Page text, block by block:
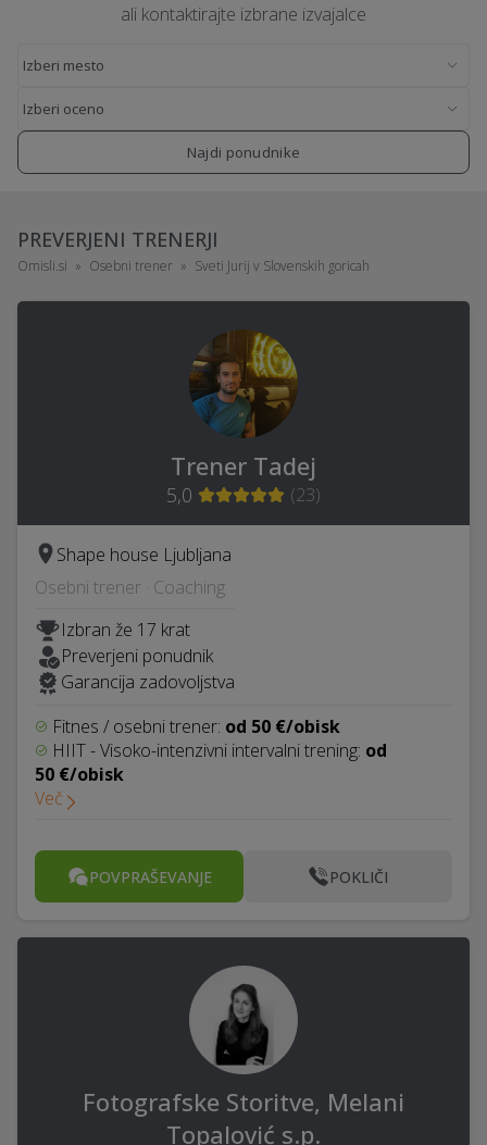
ali kontaktirajte izbrane izvajalce
Najdi ponudnike
PREVERJENI TRENERJI
Omisli.si Osebni trener Sveti Jurij v Slovenskih goricah
Trener Tadej
5,0 (23)
Shape house Ljubljana
Osebni trener · Coaching
Izbran že 17 krat
Preverjeni ponudnik
Garancija zadovoljstva
Fitnes / osebni trener: od 50 €/obisk
HIIT - Visoko-intenzivni intervalni trening: od
50 €/obisk
Več
POVPRAŠEVANJE POKLIČI
Fotografske Storitve, Melani
Topalović s.p.